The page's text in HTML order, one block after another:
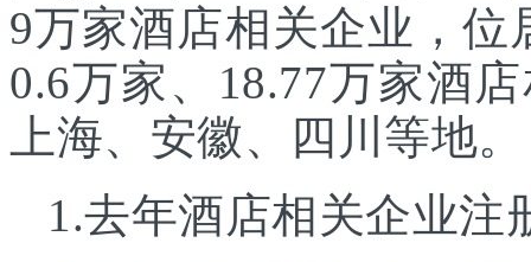
9万家酒店相关企业，
0.6万家、18.77万家酒
上海、安徽、四川等地。
1.去年酒店相关企业注